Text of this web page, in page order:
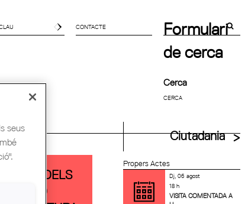
CONTACTE
Formulari
de cerca
Cerca
UIA Ciutadania
Propers Actes
Dj, 06 agost
18 h
VISITA COMENTADA A
DELS
FAD
seus